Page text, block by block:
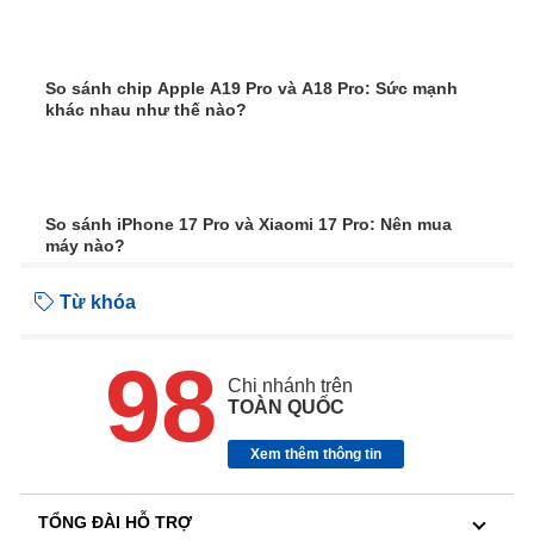
So sánh chip Apple A19 Pro và A18 Pro: Sức mạnh
khác nhau như thế nào?
So sánh iPhone 17 Pro và Xiaomi 17 Pro: Nên mua
máy nào?
Từ khóa
98
Chi nhánh trên
TOÀN QUỐC
Xem thêm thông tin
TỔNG ĐÀI HỖ TRỢ